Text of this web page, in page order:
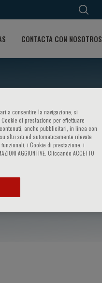
CONTACTA CON NOSOTROS
a consentire la navigazione, si
di prestazione per effettuare
anche pubblicitari, in linea con
altri siti ed automaticamente rilevate
i Cookie di prestazione, i
AGGIUNTIVE. Cliccando ACCETTO